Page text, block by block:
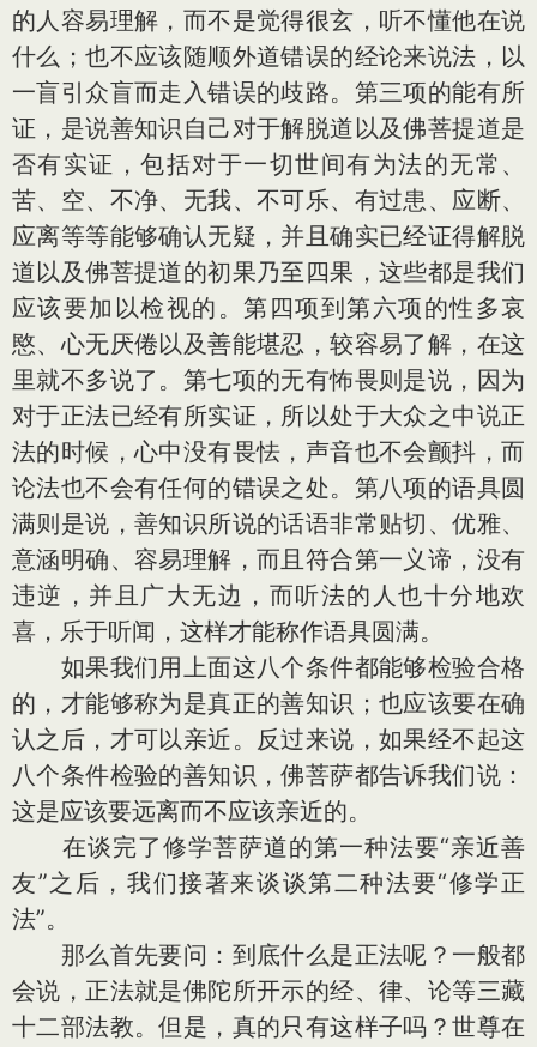
的人容易理解，而不是觉得很玄，听不懂他在说
什么；也不应该随顺外道错误的经论来说法，以
一盲引众盲而走入错误的歧路。第三项的能有所
证，是说善知识自己对于解脱道以及佛菩提道是
否有实证，包括对于一切世间有为法的无常、
苦、空、不净、无我、不可乐、有过患、应断、
应离等等能够确认无疑，并且确实已经证得解脱
道以及佛菩提道的初果乃至四果，这些都是我们
应该要加以检视的。第四项到第六项的性多哀
愍、心无厌倦以及善能堪忍，较容易了解，在这
里就不多说了。第七项的无有怖畏则是说，因为
对于正法已经有所实证，所以处于大众之中说正
法的时候，心中没有畏怯，声音也不会颤抖，而
论法也不会有任何的错误之处。第八项的语具圆
满则是说，善知识所说的话语非常贴切、优雅、
意涵明确、容易理解，而且符合第一义谛，没有
违逆，并且广大无边，而听法的人也十分地欢
喜，乐于听闻，这样才能称作语具圆满。
如果我们用上面这八个条件都能够检验合格
的，才能够称为是真正的善知识；也应该要在确
认之后，才可以亲近。反过来说，如果经不起这
八个条件检验的善知识，佛菩萨都告诉我们说：
这是应该要远离而不应该亲近的。
在谈完了修学菩萨道的第一种法要“亲近善
友”之后，我们接著来谈谈第二种法要“修学正
法”。
那么首先要问：到底什么是正法呢？一般都
会说，正法就是佛陀所开示的经、律、论等三藏
十二部法教。但是，真的只有这样子吗？世尊在